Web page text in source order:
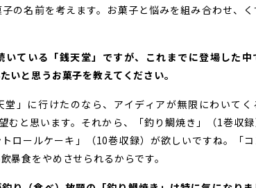
の名前を考えます。お菓子と悩みを組み合わせ、
ている「銭天堂」ですが、これまでに登場した中
いと思うお菓子を教えてください。
」に行けたのなら、アイディアが無限にわいてく
むと思います。それから、「釣り鯛焼き」（1巻収
ロールケーキ」（10巻収録）が欲しいですね。「コ
暴食をやめさせられるからです。